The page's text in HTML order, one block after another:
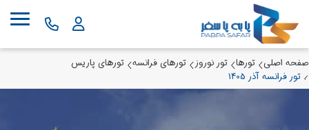
صفحه اصلی تورها تور نوروز تورهای فرانسه تورهای پاریس
تور فرانسه آذر 1405